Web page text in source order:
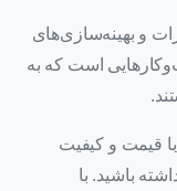
2025 با ارائه تغییرات و بهینه‌سازی‌های
است که به
با قیمت و کیفیت
باشید. با